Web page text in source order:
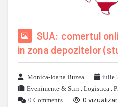
SUA: comertul
in zona depozitelor
Monica-Ioana Buzea
iulie
Evenimente & Stiri , Logistica ,
0 Comments
0